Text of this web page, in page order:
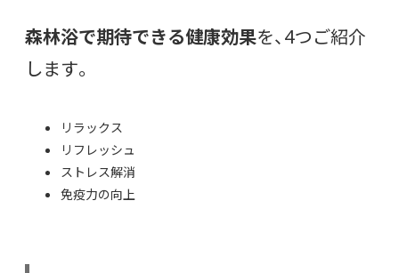
森林浴で期待できる健康効果を、4つご紹介
します。
リラックス
リフレッシュ
ストレス解消
免疫力の向上